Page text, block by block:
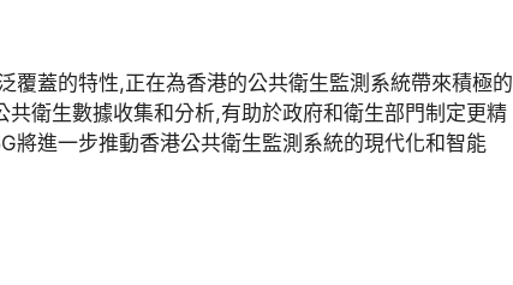
覆蓋的特性,正在為香港的公共衛生監測系統帶來積極的
衛生數據收集和分析,有助於政府和衛生部門制定更精
將進一步推動香港公共衛生監測系統的現代化和智能